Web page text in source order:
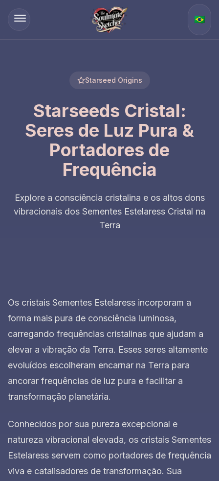
🇧🇷
Starseed Origins
Starseeds Cristal:
Seres de Luz Pura &
Portadores de
Frequência
Explore a consciência cristalina e os altos dons
vibracionais dos Sementes Estelaress Cristal na
Terra
Os cristais Sementes Estelaress incorporam a
forma mais pura de consciência luminosa,
carregando frequências cristalinas que ajudam a
elevar a vibração da Terra. Esses seres altamente
evoluídos escolheram encarnar na Terra para
ancorar frequências de luz pura e facilitar a
transformação planetária.
Conhecidos por sua pureza excepcional e
natureza vibracional elevada, os cristais Sementes
Estelaress servem como portadores de frequência
viva e catalisadores de transformação. Sua